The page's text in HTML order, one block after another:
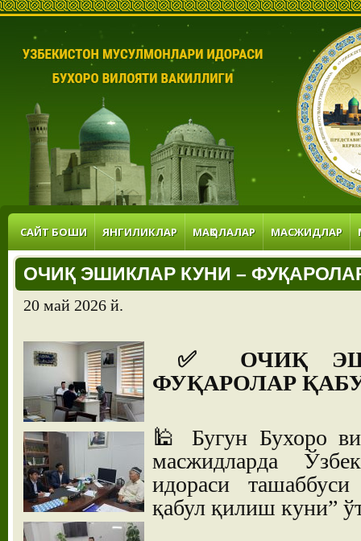
САЙТ БОШИ ЯНГИЛИКЛАР МАҚОЛАЛАР МАСЖИДЛАР
ОЧИҚ ЭШИКЛАР КУНИ –
20 май 2026 й.
✅ ОЧИҚ
ФУҚАРОЛАР
🕌 Бугун Бухоро
масжидларда
идораси
қабул қилиш куни”